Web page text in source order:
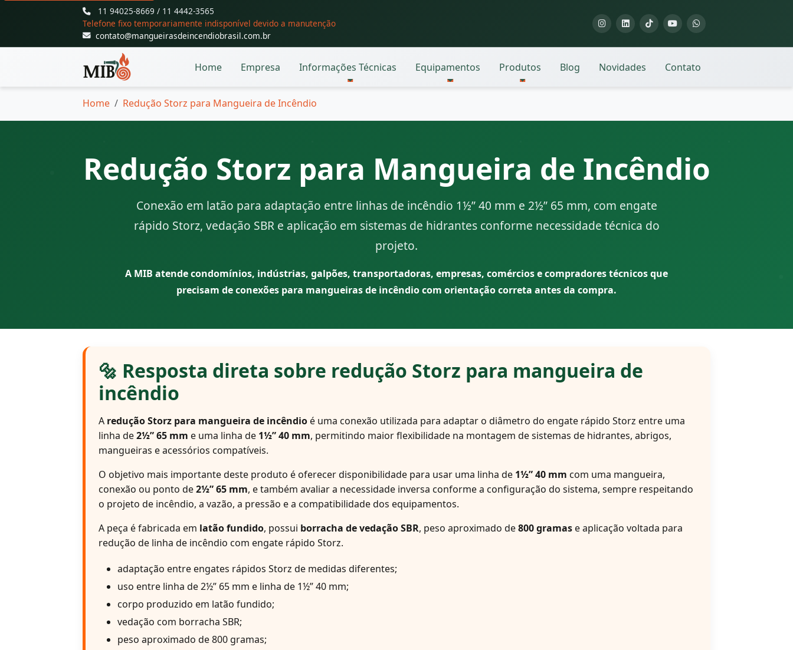
11 94025-8669 / 11 4442-3565
Telefone fixo temporariamente indisponível devido a manutenção
contato@mangueirasdeincendiobrasil.com.br
Home Empresa Informações Técnicas Equipamentos Produtos Blog Novidades Contato
Home Redução Storz para Mangueira de Incêndio
Redução Storz para Mangueira de Incêndio
Conexão em latão para adaptação entre linhas de incêndio 1½” 40 mm e 2½” 65 mm, com engate
rápido Storz, vedação SBR e aplicação em sistemas de hidrantes conforme necessidade técnica do
projeto.
A MIB atende condomínios, indústrias, galpões, transportadoras, empresas, comércios e compradores técnicos que
precisam de conexões para mangueiras de incêndio com orientação correta antes da compra.
🔩 Resposta direta sobre redução Storz para mangueira de
incêndio
A redução Storz para mangueira de incêndioé uma conexão utilizada para adaptar o diâmetro do engate rápido Storz entre uma
linha de2½” 65 mm e uma linha de 1½” 40 mm, permitindo maior flexibilidade na montagem de sistemas de hidrantes, abrigos,
mangueiras e acessórios compatíveis.
O objetivo mais importante deste produto é oferecer disponibilidade para usar uma linha de 1½” 40 mm com uma mangueira,
conexão ou ponto de2½” 65 mm, e também avaliar a necessidade inversa conforme a configuração do sistema, sempre respeitando
o projeto de incêndio, a vazão, a pressão e a compatibilidade dos equipamentos.
A peça é fabricada em latão fundido, possui borracha de vedação SBR, peso aproximado de800 gramase aplicação voltada para
redução de linha de incêndio com engate rápido Storz.
adaptação entre engates rápidos Storz de medidas diferentes;
uso entre linha de 2½” 65 mm e linha de 1½” 40 mm;
corpo produzido em latão fundido;
vedação com borracha SBR;
peso aproximado de 800 gramas;